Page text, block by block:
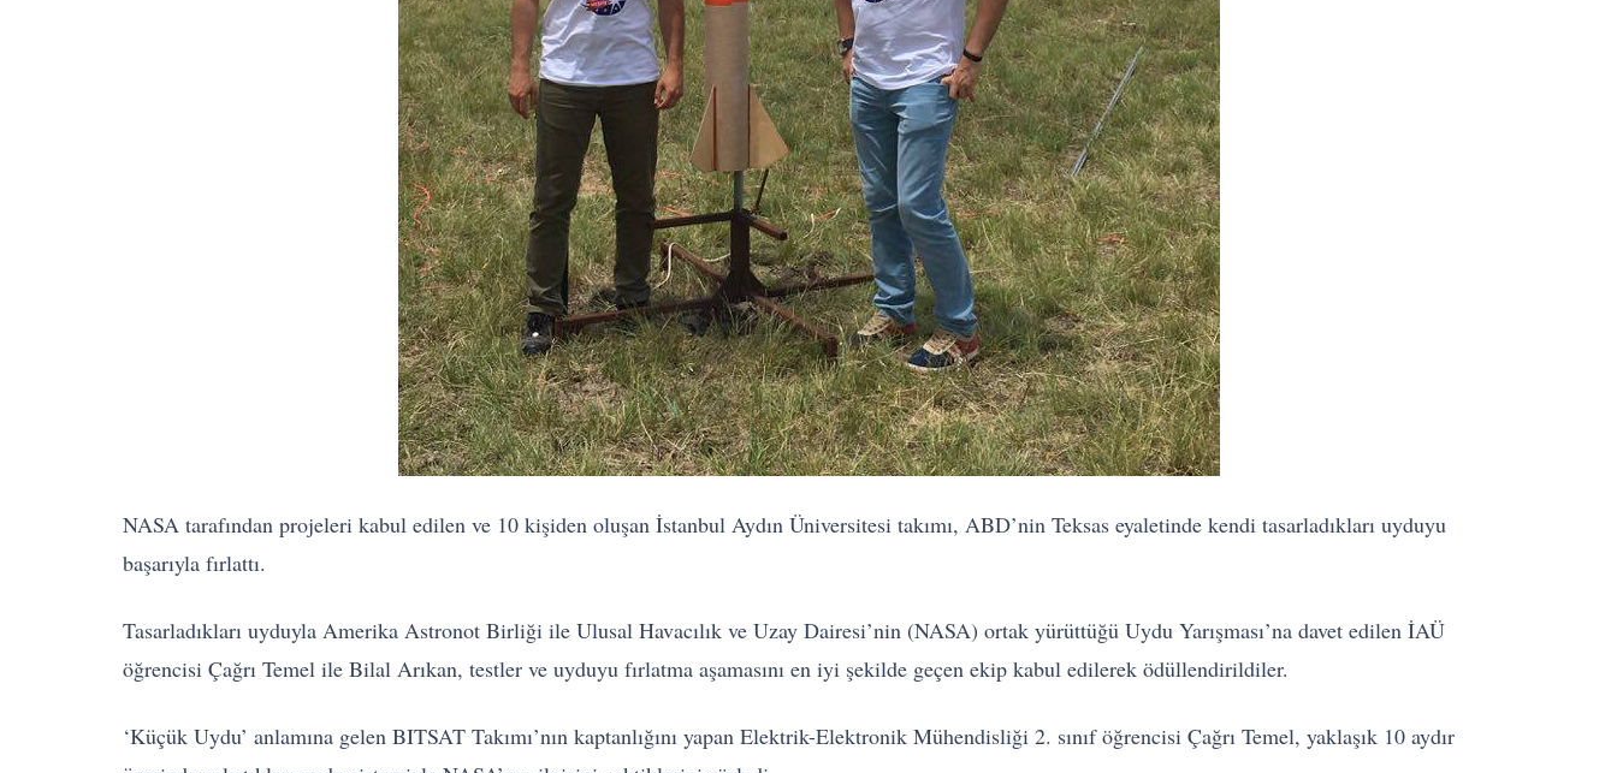
NASA tarafından projeleri kabul edilen ve 10 kişiden oluşan İstanbul Aydın Üniversitesi takımı, ABD’nin Teksas eyaletinde kendi tasarladıkları uyduyu
başarıyla fırlattı.
Tasarladıkları uyduyla Amerika Astronot Birliği ile Ulusal Havacılık ve Uzay Dairesi’nin (NASA) ortak yürüttüğü Uydu Yarışması’na davet edilen İAÜ
öğrencisi Çağrı Temel ile Bilal Arıkan, testler ve uyduyu fırlatma aşamasını en iyi şekilde geçen ekip kabul edilerek ödüllendirildiler.
‘Küçük Uydu’ anlamına gelen BITSAT Takımı’nın kaptanlığını yapan Elektrik-Elektronik Mühendisliği 2. sınıf öğrencisi Çağrı Temel, yaklaşık 10 aydır